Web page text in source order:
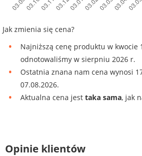
Jak zmienia się cena?
Najniższą cenę produktu w kwocie
odnotowaliśmy w sierpniu 2026 r.
Ostatnia znana nam cena wynosi
07.08.2026.
Aktualna cena jest taka sama, jak
Opinie klientów